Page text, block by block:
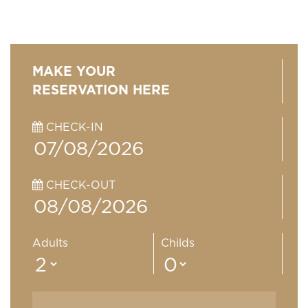
MAKE YOUR
RESERVATION HERE
CHECK-IN
CHECK-OUT
Adults Childs